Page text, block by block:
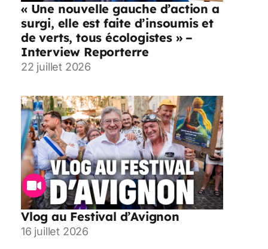
« Une nouvelle gauche d’action a
surgi, elle est faite d’insoumis et
de verts, tous écologistes » –
Interview Reporterre
22 juillet 2026
Vlog au Festival d’Avignon
16 juillet 2026